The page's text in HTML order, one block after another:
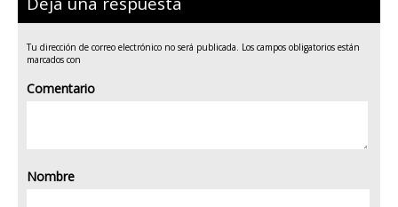
Tu dirección de correo electrónico no será publicada. Los campos obligatorios están
marcados con
Comentario
Nombre